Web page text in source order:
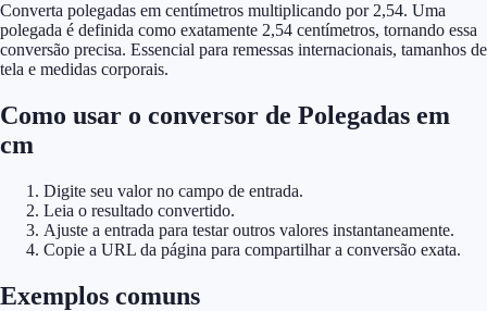
Converta polegadas em centímetros multiplicando por 2,54. Uma
polegada é definida como exatamente 2,54 centímetros, tornando essa
conversão precisa. Essencial para remessas internacionais, tamanhos de
tela e medidas corporais.
Como usar o conversor de Polegadas em
cm
Digite seu valor no campo de entrada.
Leia o resultado convertido.
Ajuste a entrada para testar outros valores instantaneamente.
Copie a URL da página para compartilhar a conversão exata.
Exemplos comuns